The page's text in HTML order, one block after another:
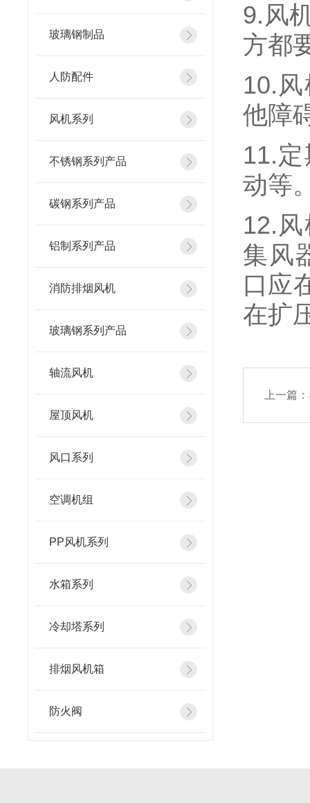
玻璃钢制品
人防配件
风机系列
不锈钢系列产品
碳钢系列产品
铝制系列产品
消防排烟风机
玻璃钢系列产品
轴流风机
屋顶风机
风口系列
空调机组
PP风机系列
水箱系列
冷却塔系列
排烟风机箱
防火阀
9.风
方都
10.
他障
11.
动等
12.
集风
口应
在扩
上一篇：